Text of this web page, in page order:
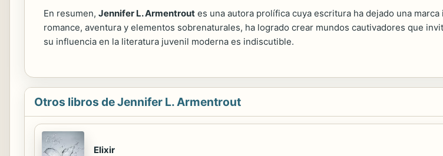
En resumen, Jennifer L. Armentrout es una autora prolífica cuya escritura ha dejado una
romance, aventura y elementos sobrenaturales, ha logrado crear mundos cautivadores que
su influencia en la literatura juvenil moderna es indiscutible.
Otros libros de Jennifer L. Armentrout
Elixir